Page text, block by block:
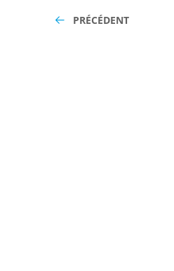
PRÉCÉDENT